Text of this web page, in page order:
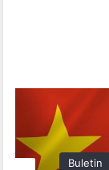
Buletin